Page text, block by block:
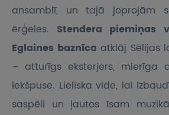
ansamblī, un tajā joprojām
ērģeles. Stendera piemiņas
Eglaines baznīcaatklāj Sēlijas
– atturīgs eksterjers, mierīga
iekšpuse. Lieliska vide, lai
saspēli un ļautos īsam